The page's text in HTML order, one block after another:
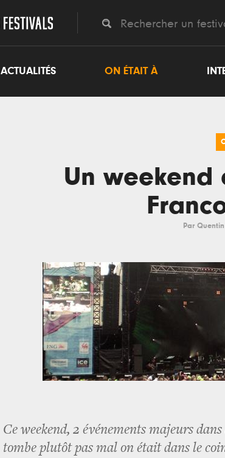
ACTUALITÉS ON ÉTAIT À
Un weekend
Par
Ce weekend, 2 événements majeurs
tombe plutôt pas mal on était dans le